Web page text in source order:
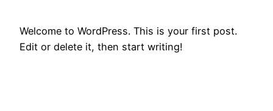
Welcome to WordPress. This is your first post.
Edit or delete it, then start writing!